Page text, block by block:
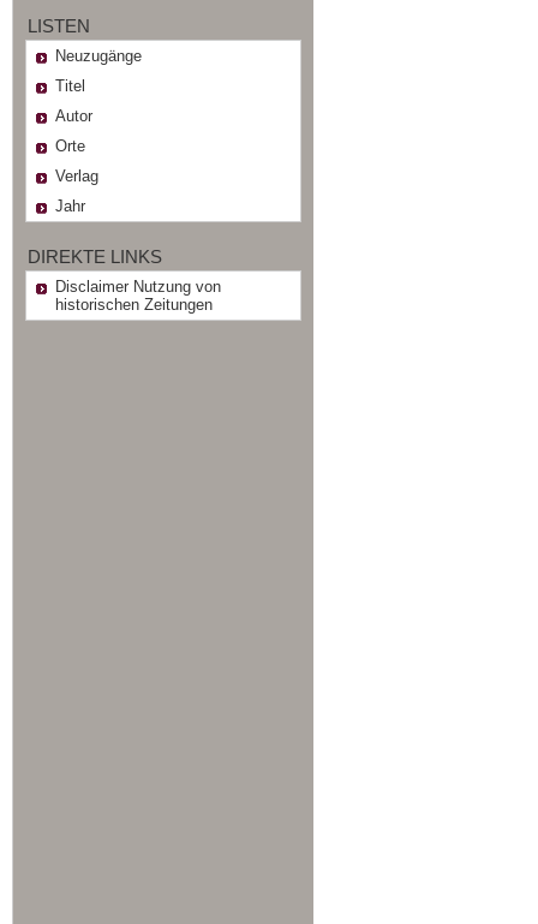
LISTEN
Neuzugänge
Titel
Autor
Orte
Verlag
Jahr
DIREKTE LINKS
Disclaimer Nutzung von
historischen Zeitungen